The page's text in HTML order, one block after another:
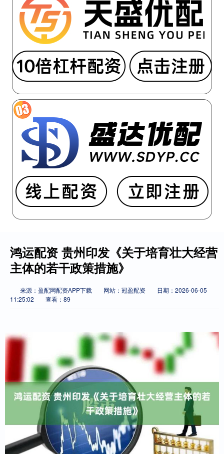
鸿运配资 贵州印发《关于培育壮大经营
主体的若干政策措施》
来源：盈配网配资APP下载 网站：冠盈配资
日期：2026-06-05
11:25:02
查看：89